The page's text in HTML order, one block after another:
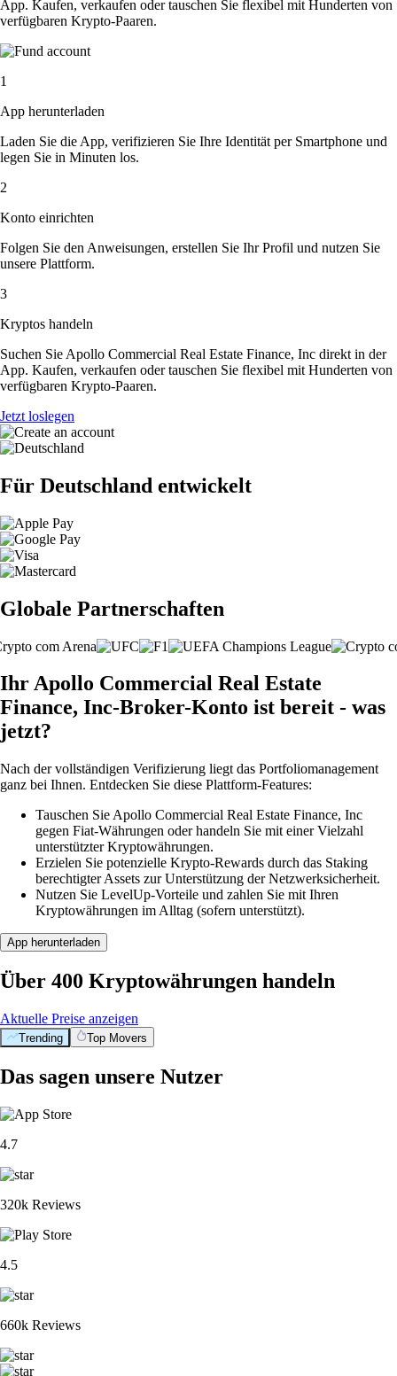
App. Kaufen, verkaufen oder tauschen Sie flexibel mit Hunderten von
verfügbaren Krypto-Paaren.
1
App herunterladen
Laden Sie die App, verifizieren Sie Ihre Identität per Smartphone und
legen Sie in Minuten los.
2
Konto einrichten
Folgen Sie den Anweisungen, erstellen Sie Ihr Profil und nutzen Sie
unsere Plattform.
3
Kryptos handeln
Suchen Sie Apollo Commercial Real Estate Finance, Inc direkt in der
App. Kaufen, verkaufen oder tauschen Sie flexibel mit Hunderten von
verfügbaren Krypto-Paaren.
Jetzt loslegen
Für Deutschland entwickelt
Globale Partnerschaften
Ihr Apollo Commercial Real Estate
Finance, Inc-Broker-Konto ist bereit - was
jetzt?
Nach der vollständigen Verifizierung liegt das Portfoliomanagement
ganz bei Ihnen. Entdecken Sie diese Plattform-Features:
Tauschen Sie Apollo Commercial Real Estate Finance, Inc
gegen Fiat-Währungen oder handeln Sie mit einer Vielzahl
unterstützter Kryptowährungen.
Erzielen Sie potenzielle Krypto-Rewards durch das Staking
berechtigter Assets zur Unterstützung der Netzwerksicherheit.
Nutzen Sie LevelUp-Vorteile und zahlen Sie mit Ihren
Kryptowährungen im Alltag (sofern unterstützt).
App herunterladen
Über 400 Kryptowährungen handeln
Aktuelle Preise anzeigen
Trending Top Movers
Das sagen unsere Nutzer
4.7
320k Reviews
4.5
660k Reviews